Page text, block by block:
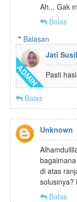
Ah... Gak
Balas
Balasan
Jati
Pasti
Balas
Unknown
di atas
solusinya?
Balas